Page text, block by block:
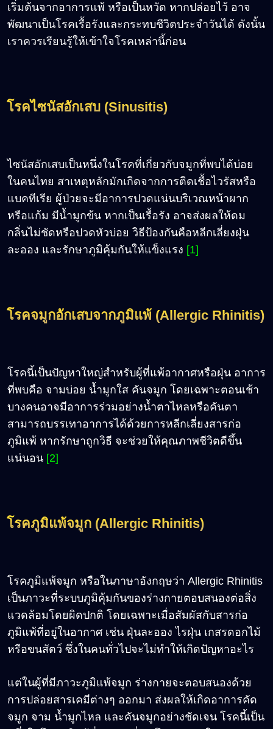
เริ่มต้นจากอาการแพ้ หรือเป็นหวัด หากปล่อยไว้ อาจ
พัฒนาเป็นโรคเรื้อรังและกระทบชีวิตประจำวันได้ ดังนั้น
เราควรเรียนรู้ให้เข้าใจโรคเหล่านี้ก่อน
โรคไซนัสอักเสบ (Sinusitis)
ไซนัสอักเสบเป็นหนึ่งในโรคที่เกี่ยวกับจมูกที่พบได้บ่อย
ในคนไทย สาเหตุหลักมักเกิดจากการติดเชื้อไวรัสหรือ
แบคทีเรีย ผู้ป่วยจะมีอาการปวดแน่นบริเวณหน้าผาก
หรือแก้ม มีน้ำมูกข้น หากเป็นเรื้อรัง อาจส่งผลให้ดม
กลิ่นไม่ชัดหรือปวดหัวบ่อย วิธีป้องกันคือหลีกเลี่ยงฝุ่น
ละออง และรักษาภูมิคุ้มกันให้แข็งแรง [1]
โรคจมูกอักเสบจากภูมิแพ้ (Allergic Rhinitis)
โรคนี้เป็นปัญหาใหญ่สำหรับผู้ที่แพ้อากาศหรือฝุ่น อาการ
ที่พบคือ จามบ่อย น้ำมูกใส คันจมูก โดยเฉพาะตอนเช้า
บางคนอาจมีอาการร่วมอย่างน้ำตาไหลหรือคันตา
สามารถบรรเทาอาการได้ด้วยการหลีกเลี่ยงสารก่อ
ภูมิแพ้ หากรักษาถูกวิธี จะช่วยให้คุณภาพชีวิตดีขึ้น
แน่นอน [2]
โรคภูมิแพ้จมูก (Allergic Rhinitis)
โรคภูมิแพ้จมูก หรือในภาษาอังกฤษว่า Allergic Rhinitis
เป็นภาวะที่ระบบภูมิคุ้มกันของร่างกายตอบสนองต่อสิ่ง
แวดล้อมโดยผิดปกติ โดยเฉพาะเมื่อสัมผัสกับสารก่อ
ภูมิแพ้ที่อยู่ในอากาศ เช่น ฝุ่นละออง ไรฝุ่น เกสรดอกไม้
หรือขนสัตว์ ซึ่งในคนทั่วไปจะไม่ทำให้เกิดปัญหาอะไร
แต่ในผู้ที่มีภาวะภูมิแพ้จมูก ร่างกายจะตอบสนองด้วย
การปล่อยสารเคมีต่างๆ ออกมา ส่งผลให้เกิดอาการคัด
จมูก จาม น้ำมูกไหล และคันจมูกอย่างชัดเจน โรคนี้เป็น